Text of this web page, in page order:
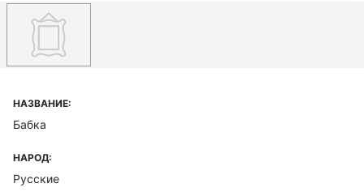
НАЗВАНИЕ:
Бабка
НАРОД:
Русские